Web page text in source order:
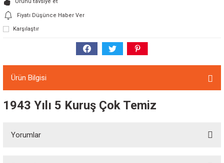
Fiyatı Düşünce Haber Ver
Karşılaştır
Ürün Bilgisi
1943 Yılı 5 Kuruş Çok Temiz
Yorumlar